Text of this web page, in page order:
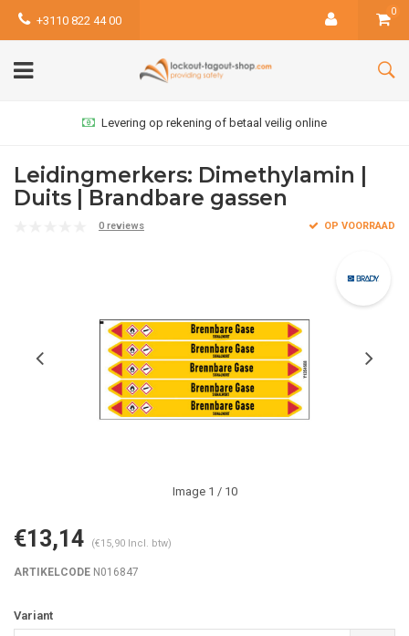
+3110 822 44 00
0
Levering op rekening of betaal veilig online
Leidingmerkers: Dimethylamin |
Duits | Brandbare gassen
0 reviews OP VOORRAAD
Image 1 / 10
€13,14 (€15,90 Incl. btw)
ARTIKELCODE N016847
Variant